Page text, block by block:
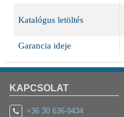
Katalógus letöltés
Garancia ideje
KAPCSOLAT
+36 30 636-9434